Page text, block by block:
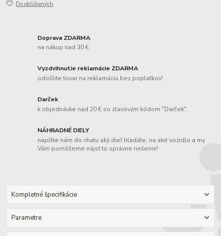
Do obľúbených
Doprava ZDARMA
na nákup nad 30 €
Vyzdvihnutie reklamácie ZDARMA
odošlite tovar na reklamáciu bez poplatkov!
Darček
k objednávke nad 20 € so zľavovým kódom "Darček".
NÁHRADNÉ DIELY
napíšte nám do chatu aký diel hľadáte, na aké vozidlo a my
Vám pomôžeme nájsť to správne riešenie!
Kompletné špecifikácie
Parametre